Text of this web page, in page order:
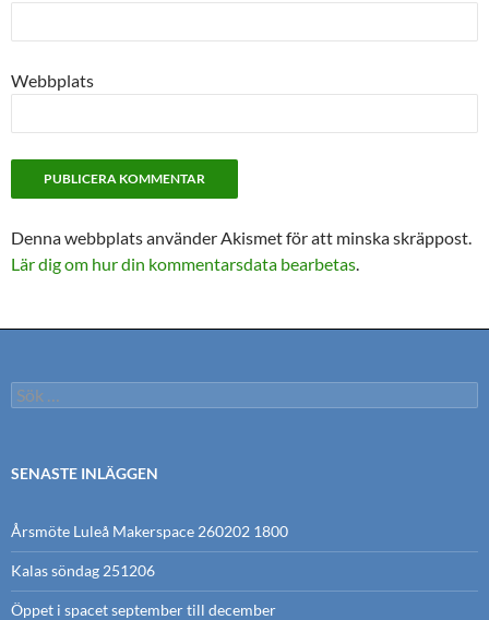
Webbplats
Denna webbplats använder Akismet för att minska skräppost.
Lär dig om hur din kommentarsdata bearbetas
Sök
efter:
SENASTE INLÄGGEN
Årsmöte Luleå Makerspace 260202 1800
Kalas söndag 251206
Öppet i spacet september till december